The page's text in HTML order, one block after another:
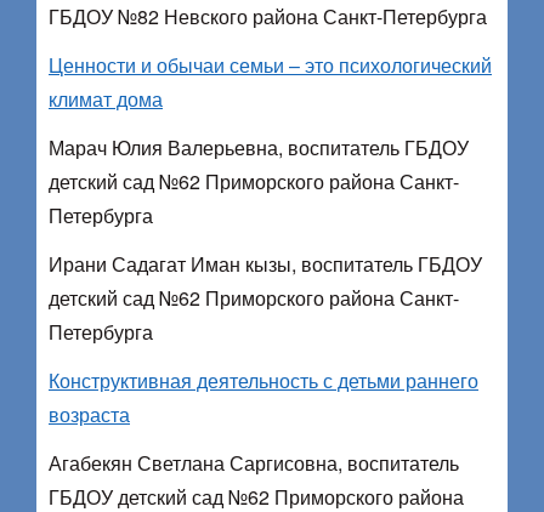
ГБДОУ №82 Невского района Санкт-Петербурга
Ценности и обычаи семьи – это психологический
климат дома
Марач Юлия Валерьевна, воспитатель ГБДОУ
детский сад №62 Приморского района Санкт-
Петербурга
Ирани Садагат Иман кызы, воспитатель ГБДОУ
детский сад №62 Приморского района Санкт-
Петербурга
Конструктивная деятельность с детьми раннего
возраста
Агабекян Светлана Саргисовна, воспитатель
ГБДОУ детский сад №62 Приморского района